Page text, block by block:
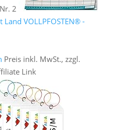
2
Land VOLLPFOSTEN® -
Preis inkl. MwSt., zzgl.
Link